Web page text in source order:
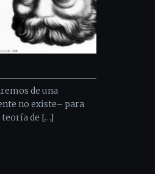
de una
no existe– para
de […]